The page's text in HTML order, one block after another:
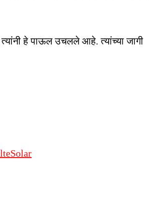
त्यांनी हे पाऊल उचलले आहे. त्यांच्या जागी